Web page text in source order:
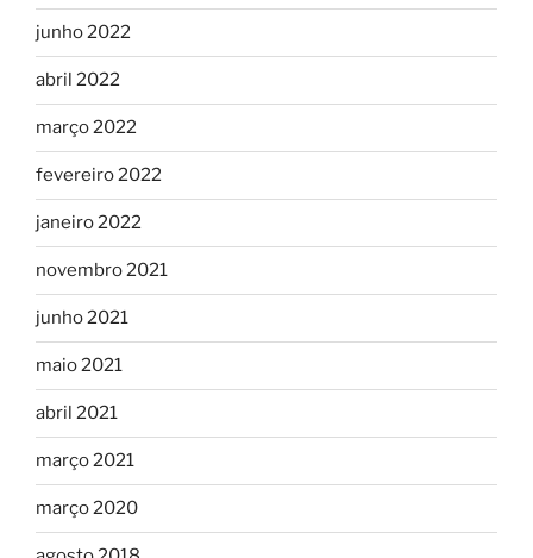
junho 2022
abril 2022
março 2022
fevereiro 2022
janeiro 2022
novembro 2021
junho 2021
maio 2021
abril 2021
março 2021
março 2020